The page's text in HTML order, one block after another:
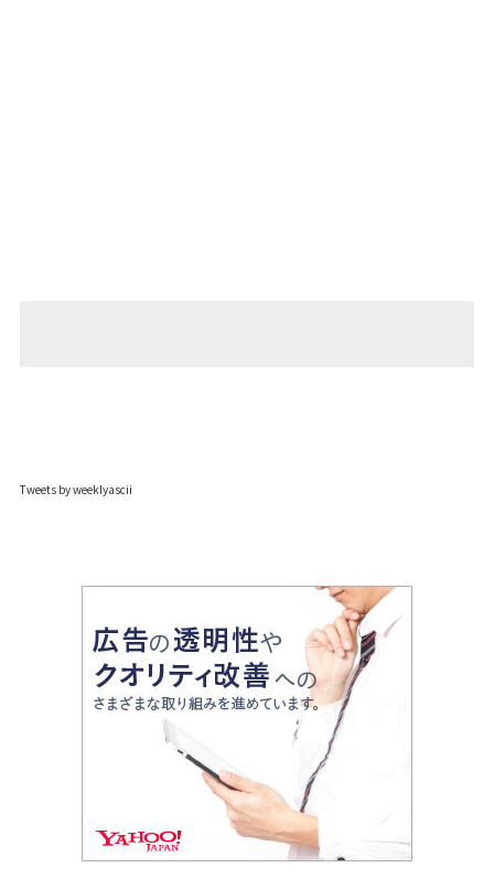
Tweets by weeklyascii